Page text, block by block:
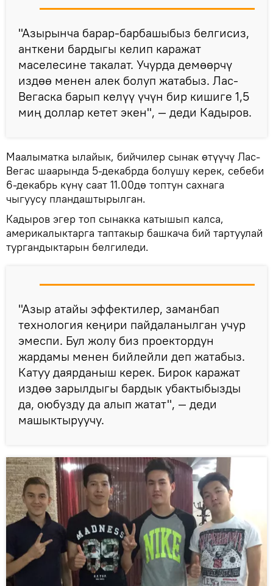
"Азырынча барар-барбашыбыз белгисиз,
анткени бардыгы келип каражат
маселесине такалат. Учурда демөөрчү
издөө менен алек болуп жатабыз. Лас-
Вегаска барып келүү үчүн бир кишиге 1,5
миң доллар кетет экен", — деди Кадыров.
Маалыматка ылайык, бийчилер сынак өтүүчү Лас-
Вегас шаарында 5-декабрда болушу керек, себеби
6-декабрь күнү саат 11.00дө топтун сахнага
чыгуусу пландаштырылган.
Кадыров эгер топ сынакка катышып калса,
америкалыктарга таптакыр башкача бий тартуулай
тургандыктарын белгиледи.
"Азыр атайы эффектилер, заманбап
технология кеңири пайдаланылган учур
эмеспи. Бул жолу биз проектордун
жардамы менен бийлейли деп жатабыз.
Катуу даярданыш керек. Бирок каражат
издөө зарылдыгы бардык убактыбызды
да, оюбузду да алып жатат", — деди
машыктыруучу.